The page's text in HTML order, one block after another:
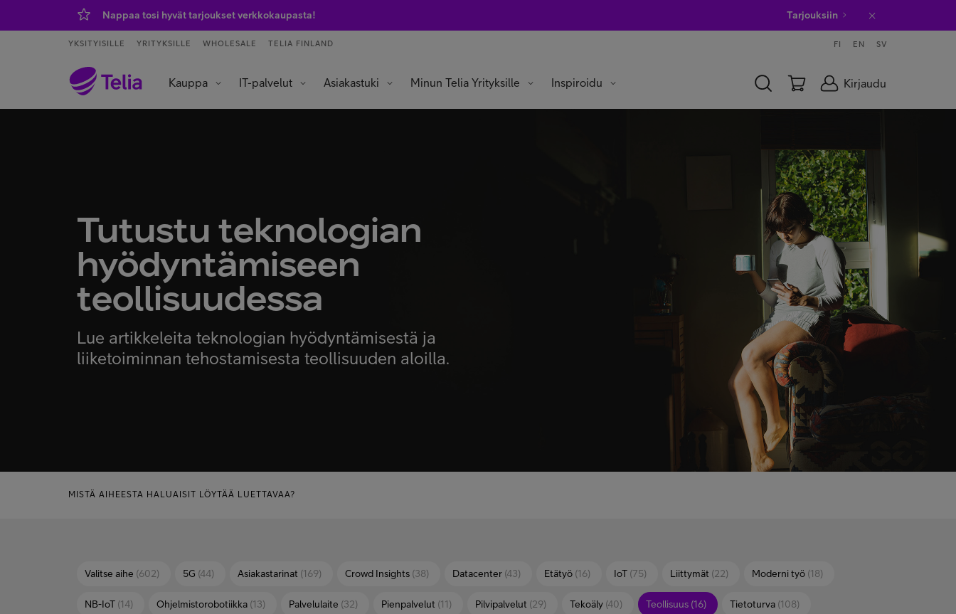
Nappaa tosi hyvät tarjoukset verkkokaupasta! Tarjouksiin
YKSITYISILLE YRITYKSILLE WHOLESALE TELIA FINLAND FI EN SV
Kauppa IT-palvelut Asiakastuki Minun Telia Yrityksille Inspiroidu Kirjaudu
Tutustu teknologian
hyödyntämiseen
teollisuudessa
Lue artikkeleita teknologian hyödyntämisestä ja
liiketoiminnan tehostamisesta teollisuuden aloilla.
MISTÄ AIHEESTA HALUAISIT LÖYTÄÄ LUETTAVAA?
Valitse aihe (602) 5G (44) Asiakastarinat (169) Crowd Insights (38) Datacenter (43) Etätyö (16) IoT (75) Liittymät (22) Moderni työ (18)
NB-IoT (14) Ohjelmistorobotiikka (13) Palvelulaite (32) Pienpalvelut (11) Pilvipalvelut (29) Tekoäly (40) Teollisuus (16) Tietoturva (108)